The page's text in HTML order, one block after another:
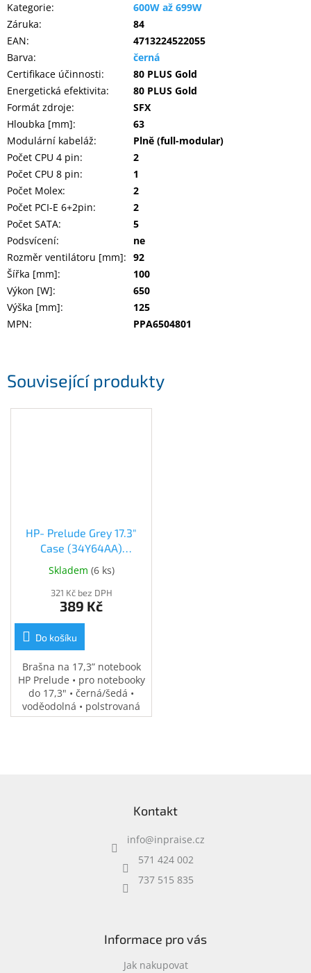
Související produkty
HP- Prelude Grey 17.3"
Case (34Y64AA)
(34Y64AA)
Skladem (6 ks)
321 Kč bez DPH
389 Kč
Do košíku
Brašna na 17,3” notebook
HP Prelude • pro notebooky
do 17,3" • černá/šedá •
voděodolná • polstrovaná
přihrádka na notebook •
Kategorie:
600W až 699W
Záruka:
84
EAN:
4713224522055
Barva:
černá
Certifikace účinnosti:
80 PLUS Gold
Energetická efektivita:
80 PLUS Gold
Formát zdroje:
SFX
Hloubka [mm]:
63
Modulární kabeláž:
Plně (full-modular)
Počet CPU 4 pin:
2
Počet CPU 8 pin:
1
Počet Molex:
2
Počet PCI-E 6+2pin:
2
Počet SATA:
5
Podsvícení:
ne
Rozměr ventilátoru [mm]: 92
Šířka [mm]:
100
Výkon [W]:
650
Výška [mm]:
125
MPN: PPA6504801
Kontakt
info@inpraise.cz
571 424 002
737 515 835
Informace pro vás
Jak nakupovat